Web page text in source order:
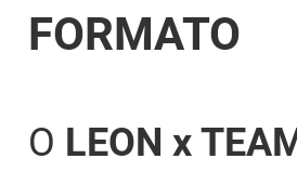
FORMATO
O LEON x